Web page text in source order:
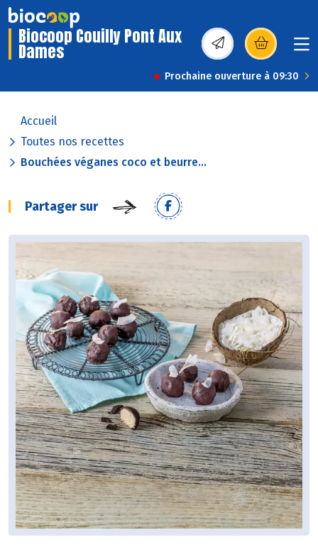
Biocoop Couilly Pont Aux
Dames (s’ouvre dans une
Prochaine ouverture à 09:30
Accueil
Toutes nos recettes
Bouchées véganes coco et beurre...
Partager sur